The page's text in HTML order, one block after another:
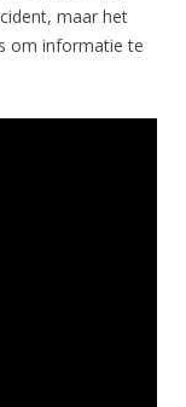
maar het
om informatie te